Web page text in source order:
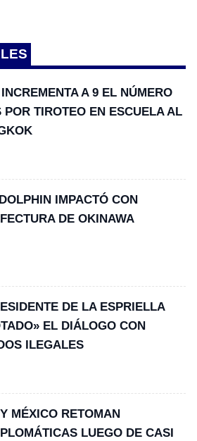
A 9 EL NÚMERO
POR TIROTEO EN ESCUELA AL
IMPACTÓ CON
DE OKINAWA
DE LA ESPRIELLA
EL DIÁLOGO CON
ILEGALES
MÉXICO RETOMAN
LUEGO DE CASI